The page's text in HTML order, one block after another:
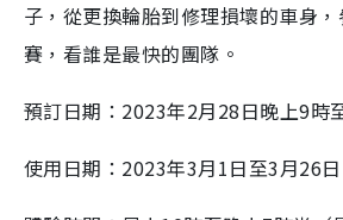
子，從更換輪胎到修理損壞的車身
賽，看誰是最快的團隊。
預訂日期：2023年2月28日晚上9時
使用日期：2023年3月1日至3月26日